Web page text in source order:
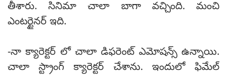
తీశారు. సినిమా చాలా బాగా వచ్చింది. మంచి
ఎంటర్టైనర్ ఇది.
-నా క్యారెక్టర్ లో చాలా డిఫరెంట్ ఎమోషన్స్ ఉన్నాయి.
చాలా స్ట్రాంగ్ క్యారెక్టర్ చేశాను. ఇందులో ఫిమేల్